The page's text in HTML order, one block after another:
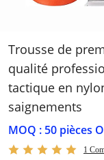
Trousse de
qualité
tactique en
saignements
MOQ : 50 pièces
1